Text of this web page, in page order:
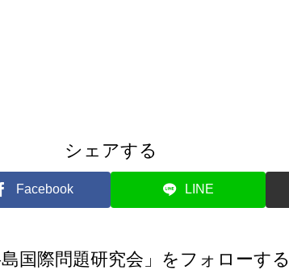
シェアする
Facebook LINE
島国際問題研究会」をフォローする